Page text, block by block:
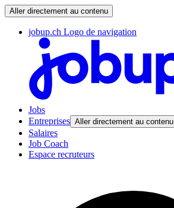
Aller directement au contenu
jobup.ch Logo de navigation
Jobs
Entreprises Aller directement au contenu
Salaires
Job Coach
Espace recruteurs